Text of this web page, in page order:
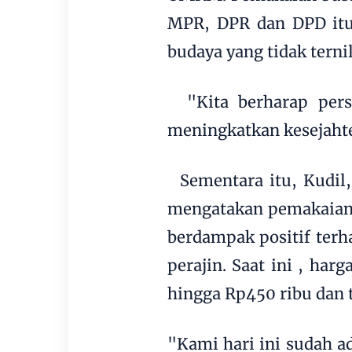
MPR, DPR dan DPD
budaya yang tidak
"Kita berharap
meningkatkan
Sementara itu,
mengatakan
berdampak positif
perajin. Saat ini ,
hingga Rp450 ribu
"Kami hari ini sudah